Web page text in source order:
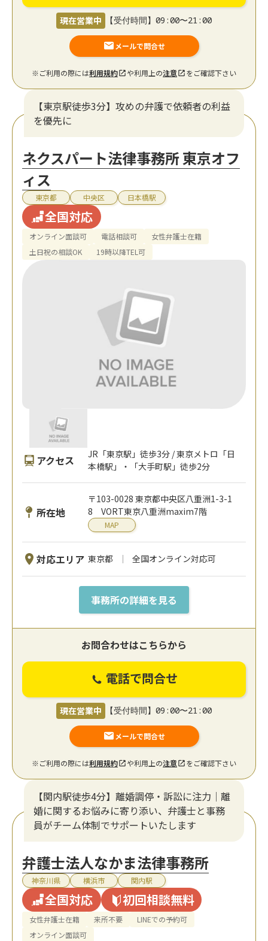
現在営業中 【受付時間】09:00〜21:00
メールで問合せ
※ご利用の際には利用規約 や利用上の注意 をご確認下さい
【東京駅徒歩3分】攻めの弁護で依頼者の利益
を優先に
ネクスパート法律事務所 東京オフ
ィス
東京都 中央区 日本橋駅
全国対応
オンライン面談可 電話相談可
女性弁護士在籍
土日祝の相談OK
19時以降TEL可
アクセス
JR「東京駅」徒歩3分 / 東京メトロ「日
本橋駅」・「大手町駅」徒歩2分
所在地
〒103-0028 東京都中央区八重洲1-3-1
8 VORT東京八重洲maxim7階
MAP
対応エリア 東京都 全国オンライン対応可
事務所の詳細を見る
お問合わせはこちらから
電話で問合せ
現在営業中 【受付時間】09:00〜21:00
メールで問合せ
※ご利用の際には利用規約 や利用上の注意 をご確認下さい
【関内駅徒歩4分】離婚調停・訴訟に注力│離
婚に関するお悩みに寄り添い、弁護士と事務
員がチーム体制でサポートいたします
弁護士法人なかま法律事務所
神奈川県 横浜市 関内駅
全国対応 初回相談無料
女性弁護士在籍 来所不要
LINEでの予約可
オンライン面談可